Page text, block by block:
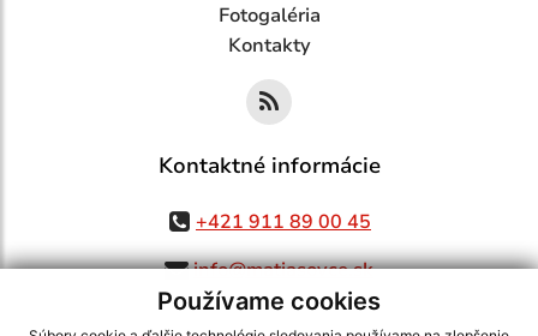
Používame cookies
Fotogaléria
Kontakty
Kontaktné informácie
+421 911 89 00 45
info@matiasovce.sk